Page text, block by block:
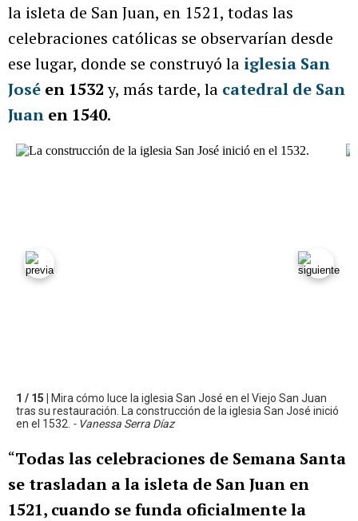
la isleta de San Juan, en 1521, todas las
celebraciones católicas se observarían desde
ese lugar, donde se construyó la iglesia San
José en 1532y, más tarde, la catedral de San
Juan en 1540.
1 / 15 |
Mira cómo luce la iglesia San José en el Viejo San Juan
tras su restauración. La construcción de la iglesia San José inició
en el 1532. - Vanessa Serra Díaz
“Todas las celebraciones de Semana Santa
se trasladan a la isleta de San Juan en
1521, cuando se funda oficialmente la